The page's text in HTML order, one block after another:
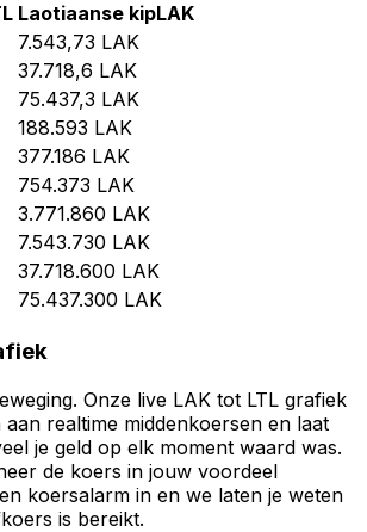
Laotiaanse kipLAK
7.543,73 LAK
37.718,6 LAK
75.437,3 LAK
188.593 LAK
377.186 LAK
754.373 LAK
3.771.860 LAK
7.543.730 LAK
37.718.600 LAK
75.437.300 LAK
Onze live LAK tot LTL grafiek
aan realtime middenkoersen en laat
je geld op elk moment waard was.
de koers in jouw voordeel
koersalarm in en we laten je weten
is bereikt.